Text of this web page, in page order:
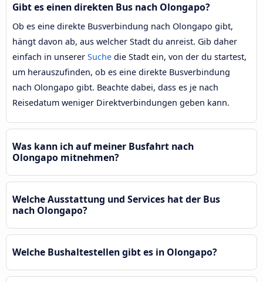
Gibt es einen direkten Bus nach Olongapo?
Ob es eine direkte Busverbindung nach Olongapo gibt,
hängt davon ab, aus welcher Stadt du anreist. Gib daher
einfach in unserer Suche die Stadt ein, von der du startest,
um herauszufinden, ob es eine direkte Busverbindung
nach Olongapo gibt. Beachte dabei, dass es je nach
Reisedatum weniger Direktverbindungen geben kann.
Was kann ich auf meiner Busfahrt nach
Olongapo mitnehmen?
Welche Ausstattung und Services hat der Bus
nach Olongapo?
Welche Bushaltestellen gibt es in Olongapo?